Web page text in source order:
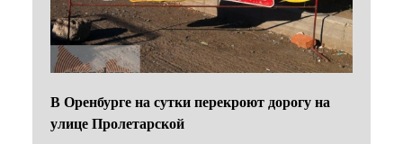
В Оренбурге на сутки перекроют дорогу на
улице Пролетарской